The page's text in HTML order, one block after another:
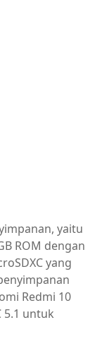
yaitu
ROM dengan
yang
Redmi 10
5.1 untuk